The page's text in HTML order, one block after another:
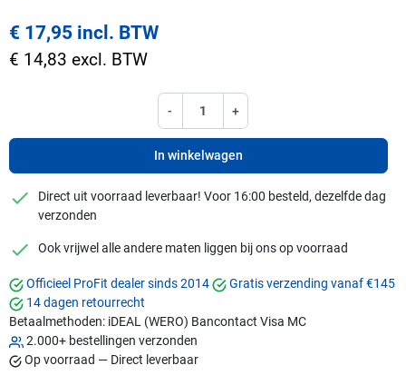
€ 17,95 incl. BTW
€ 14,83 excl. BTW
- +
In winkelwagen
checkmark
Direct uit voorraad leverbaar! Voor 16:00 besteld, dezelfde dag
verzonden
checkmark
Ook vrijwel alle andere maten liggen bij ons op voorraad
Officieel ProFit dealer sinds 2014
Gratis verzending vanaf €145
14 dagen retourrecht
Betaalmethoden: iDEAL (WERO) Bancontact Visa MC
2.000+ bestellingen verzonden
Op voorraad — Direct leverbaar